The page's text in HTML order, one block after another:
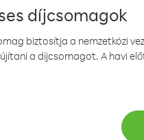
díjcsomagok
biztosítja a nemzetközi
a díjcsomagot. A havi